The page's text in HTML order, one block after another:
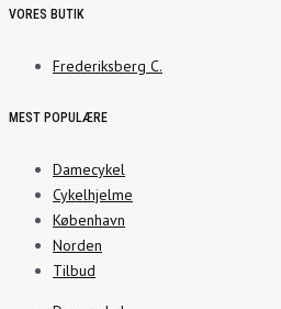
VORES BUTIK
Frederiksberg C.
MEST POPULÆRE
Damecykel
Cykelhjelme
København
Norden
Tilbud